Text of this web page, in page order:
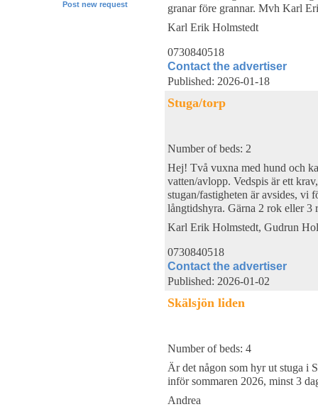
Post new request
granar före grannar. Mvh Karl
Karl Erik Holmstedt
0730840518
Contact the advertiser
Published: 2026-01-18
Stuga/torp
Number of beds: 2
Hej! Två vuxna med hund och
vatten/avlopp. Vedspis är ett
stugan/fastigheten är avsides, vi
långtidshyra. Gärna 2 rok eller 3
Karl Erik Holmstedt, Gudrun
0730840518
Contact the advertiser
Published: 2026-01-02
Skälsjön liden
Number of beds: 4
Är det någon som hyr ut stuga i
inför sommaren 2026, minst 3
Andrea